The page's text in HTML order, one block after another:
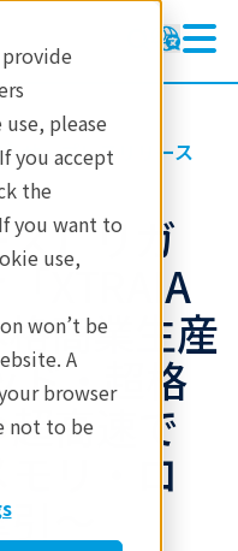
please
you accept
the
you want to
use,
won’t be
A
browser
not to be
せ・プレスリリース
ス】リガ
XTRAIA
格商業生産
ド・超格
超高速で
モリ・ロ
～